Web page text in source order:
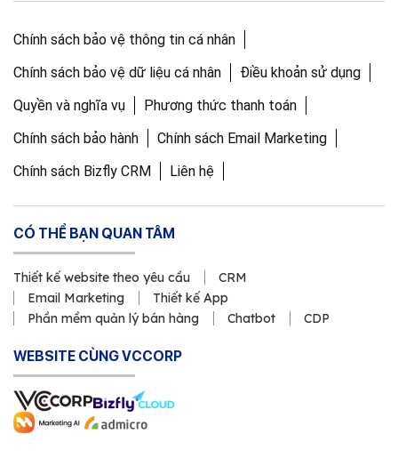
Chính sách bảo vệ thông tin cá nhân
Chính sách bảo vệ dữ liệu cá nhân
Điều khoản sử dụng
Quyền và nghĩa vụ
Phương thức thanh toán
Chính sách bảo hành
Chính sách Email Marketing
Chính sách Bizfly CRM
Liên hệ
CÓ THỂ BẠN QUAN TÂM
Thiết kế website theo yêu cầu
CRM
Email Marketing
Thiết kế App
Phần mềm quản lý bán hàng
Chatbot CDP
WEBSITE CÙNG VCCORP